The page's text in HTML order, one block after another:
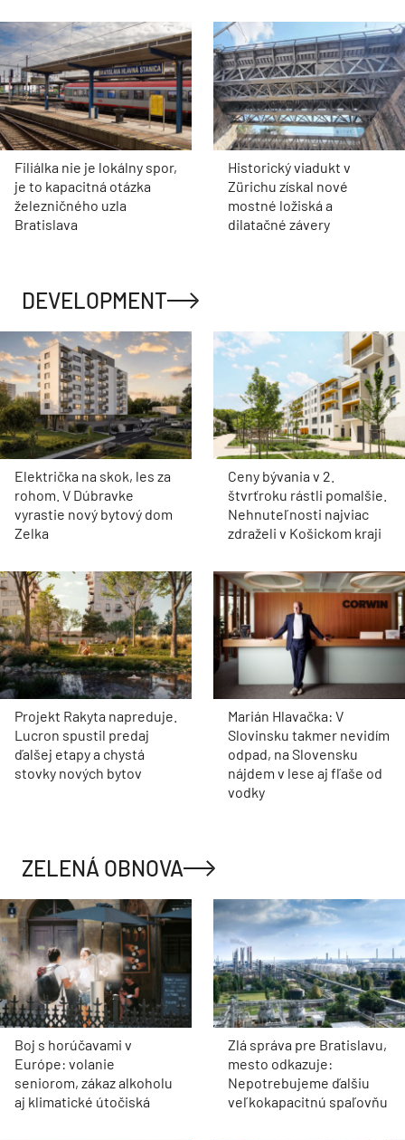
Filiálka nie je lokálny spor,
je to kapacitná otázka
železničného uzla
Bratislava
Historický viadukt v
Zürichu získal nové
mostné ložiská a
dilatačné závery
DEVELOPMENT
Električka na skok, les za
rohom. V Dúbravke
vyrastie nový bytový dom
Zelka
Ceny bývania v 2.
štvrťroku rástli pomalšie.
Nehnuteľnosti najviac
zdraželi v Košickom kraji
Projekt Rakyta napreduje.
Lucron spustil predaj
ďalšej etapy a chystá
stovky nových bytov
Marián Hlavačka: V
Slovinsku takmer nevidím
odpad, na Slovensku
nájdem v lese aj fľaše od
vodky
ZELENÁ OBNOVA
Boj s horúčavami v
Európe: volanie
seniorom, zákaz alkoholu
aj klimatické útočiská
Zlá správa pre Bratislavu,
mesto odkazuje:
Nepotrebujeme ďalšiu
veľkokapacitnú spaľovňu